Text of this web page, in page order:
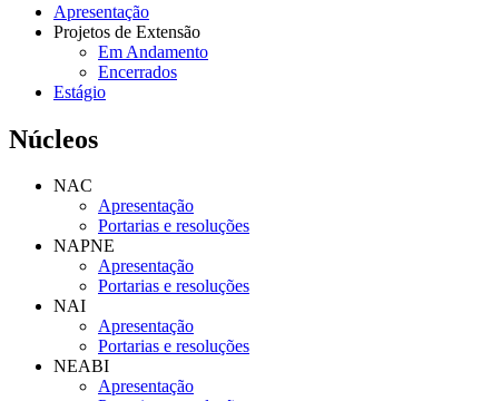
Apresentação
Projetos de Extensão
Em Andamento
Encerrados
Estágio
Núcleos
NAC
Apresentação
Portarias e resoluções
NAPNE
Apresentação
Portarias e resoluções
NAI
Apresentação
Portarias e resoluções
NEABI
Apresentação